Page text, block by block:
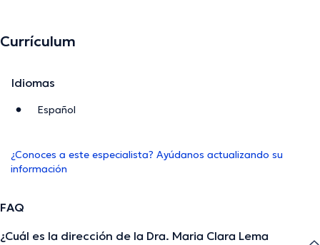
Currículum
Idiomas
Español
¿Conoces a este especialista? Ayúdanos actualizando su
información
FAQ
¿Cuál es la dirección de la Dra. Maria Clara Lema